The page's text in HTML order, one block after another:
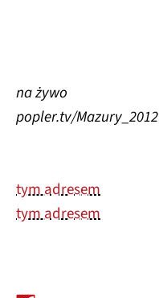
na żywo
popler.tv/Mazury_2012
tym adresem
tym adresem